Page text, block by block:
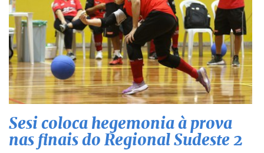
Sesi coloca hegemonia à prova
nas finais do Regional Sudeste 2